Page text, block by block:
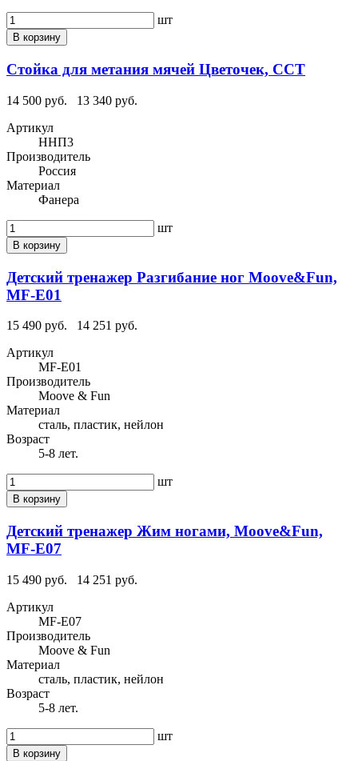
шт
В корзину
Стойка для метания мячей Цветочек, ССТ
14 500 руб.
13 340 руб.
Артикул
ННП3
Производитель
Россия
Материал
Фанера
шт
В корзину
Детский тренажер Разгибание ног Moove&Fun,
MF-E01
15 490 руб.
14 251 руб.
Артикул
MF-E01
Производитель
Moove & Fun
Материал
сталь, пластик, нейлон
Возраст
5-8 лет.
шт
В корзину
Детский тренажер Жим ногами, Moove&Fun,
MF-E07
15 490 руб.
14 251 руб.
Артикул
MF-E07
Производитель
Moove & Fun
Материал
сталь, пластик, нейлон
Возраст
5-8 лет.
шт
В корзину